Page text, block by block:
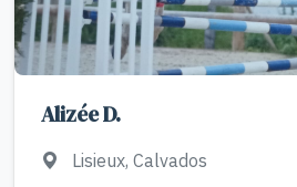
Alizée D.
Lisieux, Calvados